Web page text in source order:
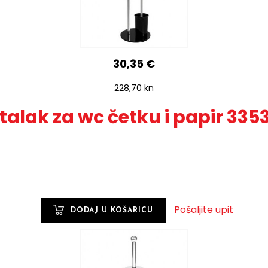
30,35 €
228,70 kn
za wc četku i papir
Pošaljite upit